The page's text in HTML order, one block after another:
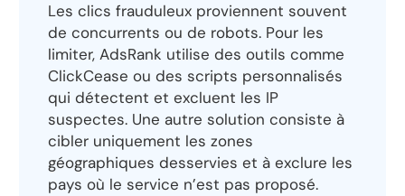
Les clics frauduleux proviennent souvent
de concurrents ou de robots. Pour les
limiter, AdsRank utilise des outils comme
ClickCease ou des scripts personnalisés
qui détectent et excluent les IP
suspectes. Une autre solution consiste à
cibler uniquement les zones
géographiques desservies et à exclure les
pays où le service n’est pas proposé.